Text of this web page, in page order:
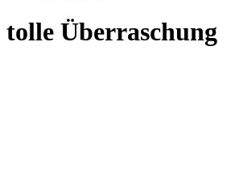
tolle Überraschung